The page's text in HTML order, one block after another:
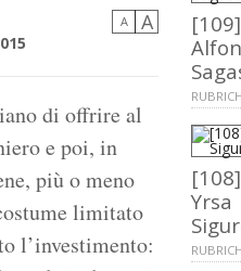
A A
di offrire al
e poi, in
più o meno
limitato
l’investimento:
Yrsa